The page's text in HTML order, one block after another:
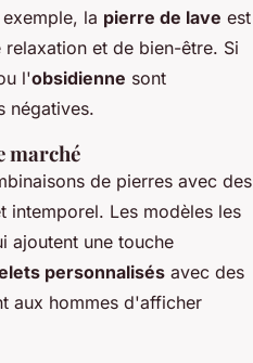
la pierre de lave est
et de bien-être. Si
l'obsidienne sont
négatives.
marché
de pierres avec des
intemporel. Les modèles les
ajoutent une touche
personnalisés avec des
aux hommes d'afficher